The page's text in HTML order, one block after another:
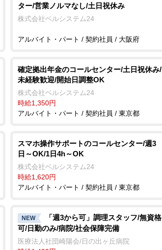
ター/営業ノルマなし/土日祝休み
株式会社ベルシステム24
アルバイト・パート / 契約社員 / 大阪府
確定拠出年金のコールセンター/土日祝休み/
未経験歓迎/開始日調整OK
株式会社ベルシステム24
時給1,350円
アルバイト・パート / 契約社員 / 東京都
スマホ操作サポートのコールセンター/週3
日～OK/1日4h～OK
株式会社ベルシステム24
時給1,620円
アルバイト・パート / 契約社員 / 東京都
NEW
「週3から可」調理スタッフ/無資格
可/日勤のみ/病院/社会保障完備
医療法人社団崎陽会/日の出ヶ丘病院